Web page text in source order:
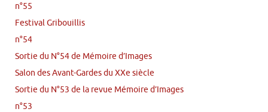
n°55
Festival Gribouillis
n°54
Sortie du N°54 de Mémoire d’Images
Salon des Avant-Gardes du XXe siècle
Sortie du N°53 de la revue Mémoire d’Images
n°53